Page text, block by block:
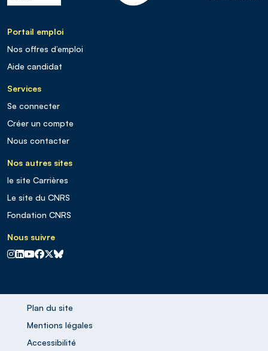
Portail emploi
Nos offres d’emploi
Aide candidat
Services
Se connecter
Créer un compte
Nous contacter
Nos autres sites
le site Carrières
Le site du CNRS
Fondation CNRS
Nous suivre
CNRS sur Instagram
CNRS sur Linkedin
CNRS sur Youtube
CNRS sur Facebook
CNRS sur X
CNRS sur Blus sky
Plan du site
Mentions légales
Accessibilité